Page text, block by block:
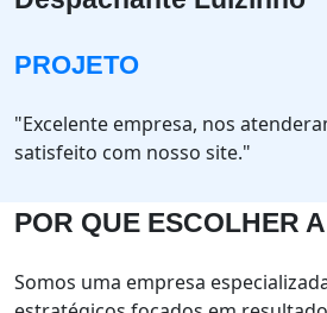
PROJETO
"Excelente empresa, nos
satisfeito com nosso site."
POR QUE ESCOLHER
Somos uma empresa